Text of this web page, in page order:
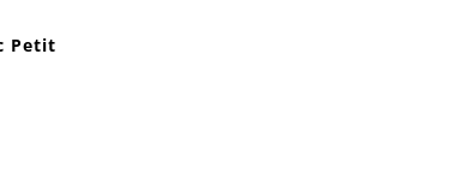
Petit